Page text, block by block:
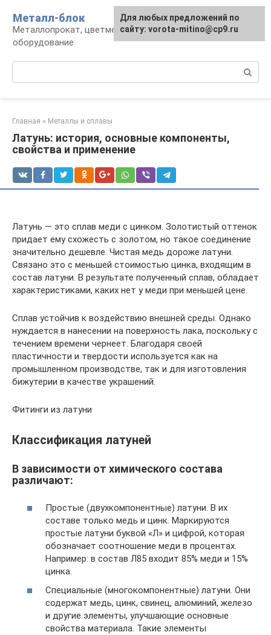
контенту
Металл-блок
Металлопрокат, цветмет, обработка и
оборудование
Главная » Металлы и сплавы
Латунь: история, основные компоненты,
свойства и применение
Латунь — это сплав меди с цинком. Золотистый оттенок
придает ему схожесть с золотом, но такое соединение
значительно дешевле. Чистая медь дороже латуни.
Связано это с меньшей стоимостью цинка, входящим в
состав латуни. В результате полученный сплав, обладает
характеристиками, каких нет у меди при меньшей цене.
Сплав устойчив к воздействию внешней среды. Однако
нуждается в нанесении на поверхность лака, поскольку с
течением времени чернеет. Благодаря своей
пластичности и твердости используется как на
промышленном производстве, так и для изготовления
бижутерии в качестве украшений.
Фитинги из латуни
Классификация латуней
В зависимости от химического состава
различают:
Простые (двухкомпонентные) латуни. В их
составе только медь и цинк. Маркируются
простые латуни буквой «Л» и цифрой, которая
обозначает соотношение меди в процентах.
Например: в состав Л85 входит 85% меди и 15%
цинка.
Специальные (многокомпонентные) латуни. Они
содержат медь, цинк, свинец, алюминий, железо
и другие элементы, улучшающие основные
свойства материала. Такие элементы
Для любых предложений по
сайту: vorota-mitino@cp9.ru